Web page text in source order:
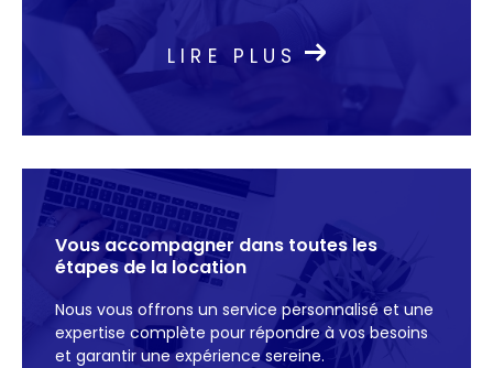
Confiez-nous la vente immobilière de votre
propriété et bénéficiez d’une expertise
pointue pour optimiser chaque étape de la
transaction. Grâce à notre réseau local, nous
diffusons vos annonces de vente auprès des
bons acheteurs.
Nous mettons un point d’honneur à valoriser
chaque bien avec des solutions sur mesure,
qu’il s’agisse de vendre son bien. Profitez d’un
accompagnement personnalisé pour toute
transaction immobilière et laissez-nous vous
guider avec efficacité.
LIRE PLUS
Vous accompagner dans toutes les
étapes de la location
Nous vous offrons un service personnalisé et une
expertise complète pour répondre à vos besoins
et garantir une expérience sereine.